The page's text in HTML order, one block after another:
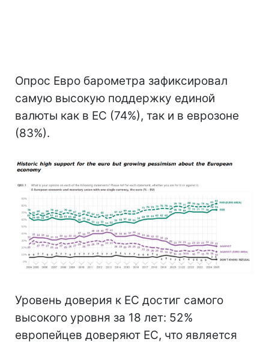
Опрос Евро барометра зафиксировал
самую высокую поддержку единой
валюты как в ЕС (74%), так и в еврозоне
(83%).
Уровень доверия к ЕС достиг самого
высокого уровня за 18 лет: 52%
европейцев доверяют ЕС, что является